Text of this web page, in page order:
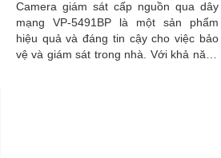
Camera giám sát cấp nguồn qua dây
mạng VP-5491BP là một sản phẩm
hiệu quả và đáng tin cậy cho việc bảo
vệ và giám sát trong nhà. Với khả năng